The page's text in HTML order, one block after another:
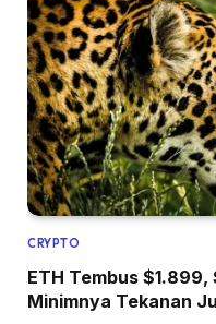
CRYPTO
ETH Tembus
Minimnya Tekanan